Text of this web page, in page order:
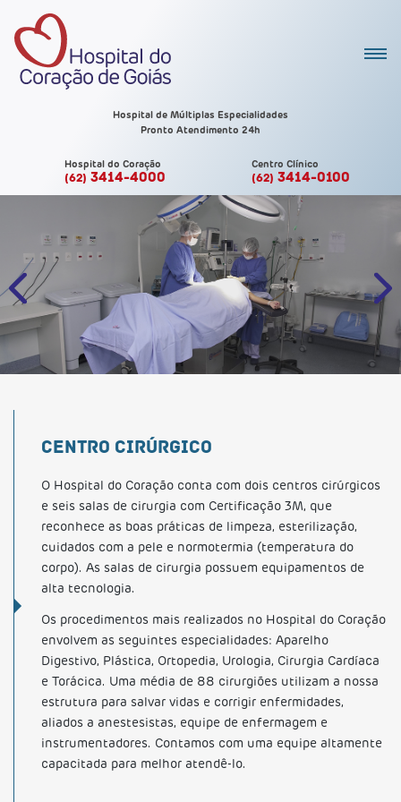
Hospital de Múltiplas Especialidades
Pronto Atendimento 24h
Hospital do Coração
(62) 3414-4000
Centro Clínico
(62) 3414-0100
CENTRO CIRÚRGICO
O Hospital do Coração conta com dois centros cirúrgicos
e seis salas de cirurgia com Certificação 3M, que
reconhece as boas práticas de limpeza, esterilização,
cuidados com a pele e normotermia (temperatura do
corpo). As salas de cirurgia possuem equipamentos de
alta tecnologia.
Os procedimentos mais realizados no Hospital do Coração
envolvem as seguintes especialidades: Aparelho
Digestivo, Plástica, Ortopedia, Urologia, Cirurgia Cardíaca
e Torácica. Uma média de 88 cirurgiões utilizam a nossa
estrutura para salvar vidas e corrigir enfermidades,
aliados a anestesistas, equipe de enfermagem e
instrumentadores. Contamos com uma equipe altamente
capacitada para melhor atendê-lo.